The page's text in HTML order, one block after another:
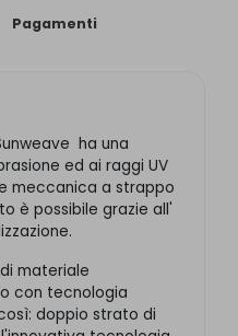
Pagamenti
ha una
ed ai raggi UV
meccanica a strappo
è possibile grazie all'
materiale
con tecnologia
doppio strato di